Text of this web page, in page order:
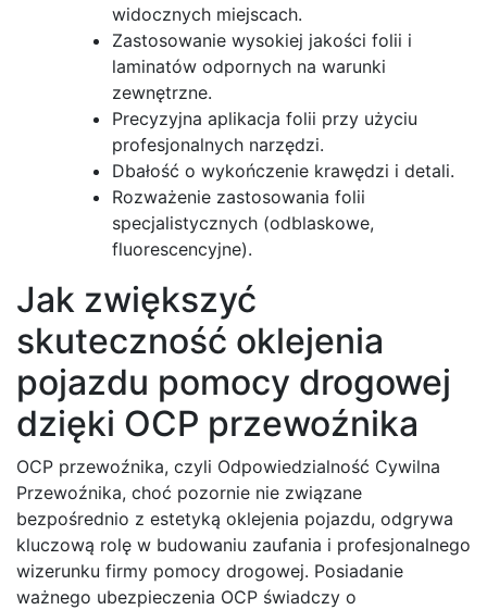
widocznych miejscach.
Zastosowanie wysokiej jakości folii i
laminatów odpornych na warunki
zewnętrzne.
Precyzyjna aplikacja folii przy użyciu
profesjonalnych narzędzi.
Dbałość o wykończenie krawędzi i detali.
Rozważenie zastosowania folii
specjalistycznych (odblaskowe,
fluorescencyjne).
Jak zwiększyć
skuteczność oklejenia
pojazdu pomocy drogowej
dzięki OCP przewoźnika
OCP przewoźnika, czyli Odpowiedzialność Cywilna
Przewoźnika, choć pozornie nie związane
bezpośrednio z estetyką oklejenia pojazdu, odgrywa
kluczową rolę w budowaniu zaufania i profesjonalnego
wizerunku firmy pomocy drogowej. Posiadanie
ważnego ubezpieczenia OCP świadczy o